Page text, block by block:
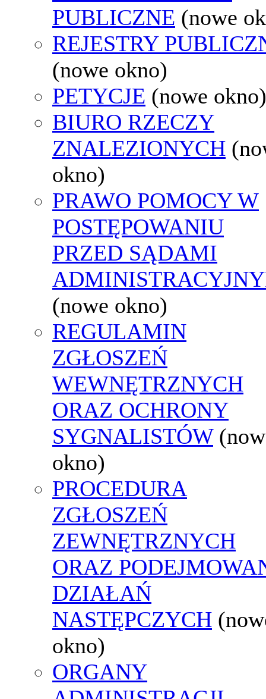
PUBLICZNE (nowe
REJESTRY
(nowe okno)
PETYCJE (nowe okno)
BIURO RZECZY
ZNALEZIONYCH
okno)
PRAWO POMOCY W
POSTĘPOWANIU
PRZED SĄDAMI
(nowe okno)
REGULAMIN
ZGŁOSZEŃ
WEWNĘTRZNYCH
ORAZ OCHRONY
SYGNALISTÓW
okno)
PROCEDURA
ZGŁOSZEŃ
ZEWNĘTRZNYCH
ORAZ
DZIAŁAŃ
NASTĘPCZYCH
okno)
ORGANY